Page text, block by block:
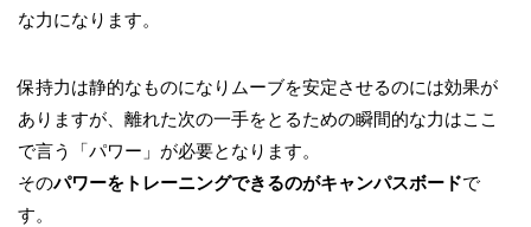
な力になります。
保持力は静的なものになりムーブを安定させるのには効果が
ありますが、離れた次の一手をとるための瞬間的な力はここ
で言う「パワー」が必要となります。
そのパワーをトレーニングできるのがキャンパスボードで
す。